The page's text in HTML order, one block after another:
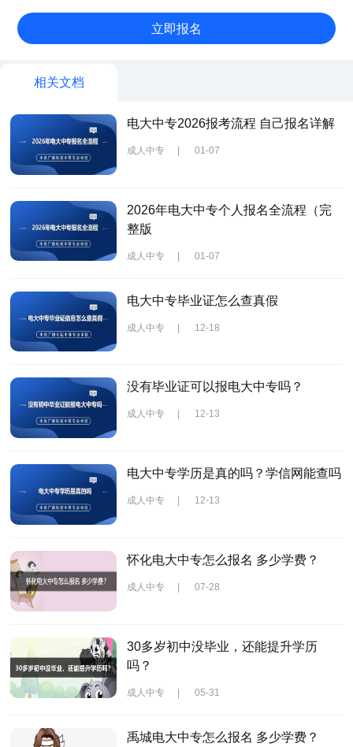
相关文档
电大中专2026报考流程 自己报名详解
成人中专 | 01-07
2026年电大中专个人报名全流程（完
整版
成人中专 | 01-07
电大中专毕业证怎么查真假
成人中专 | 12-18
没有毕业证可以报电大中专吗？
成人中专 12-13
电大中专学历是真的吗？学信网能查吗
成人中专 12-13
怀化电大中专怎么报名 多少学费？
成人中专 07-28
30多岁初中没毕业，还能提升学历
吗？
成人中专 | 05-31
禹城电大中专怎么报名 多少学费？